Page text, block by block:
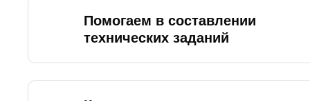
Помогаем в составлении
технических заданий